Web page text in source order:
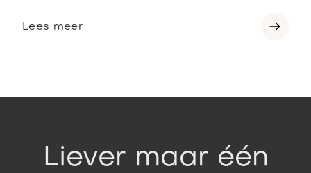
Lees meer
Liever maar één